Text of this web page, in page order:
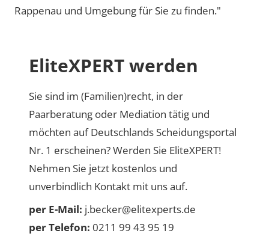
Rappenau und Umgebung für Sie zu finden."
EliteXPERT werden
Sie sind im (Familien)recht, in der
Paarberatung oder Mediation tätig und
möchten auf Deutschlands Scheidungsportal
Nr. 1 erscheinen? Werden Sie EliteXPERT!
Nehmen Sie jetzt kostenlos und
unverbindlich Kontakt mit uns auf.
per E-Mail: j.becker@elitexperts.de
per Telefon: 0211 99 43 95 19